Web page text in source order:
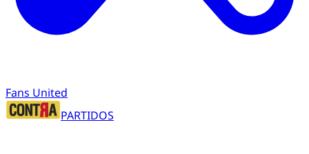
Fans United
PARTIDOS